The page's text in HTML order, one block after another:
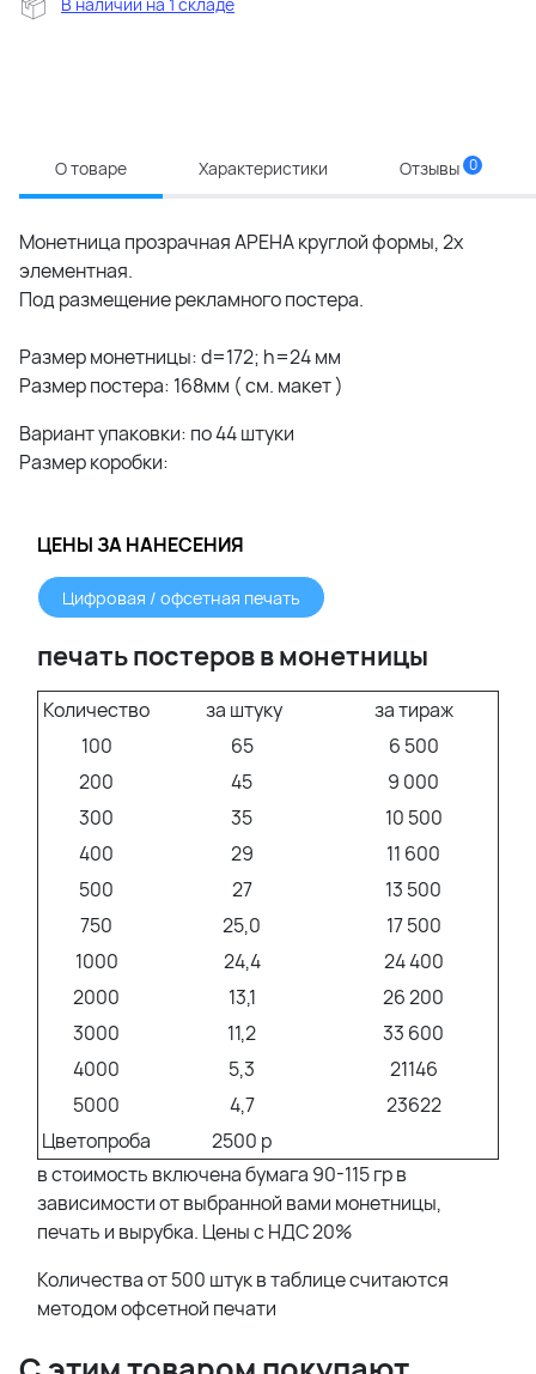
В наличии на 1 складе
О товаре Характеристики Отзывы 0
Монетница прозрачная АРЕНА круглой формы, 2х
элементная.
Под размещение рекламного постера.
Размер монетницы: d=172; h=24 мм
Размер постера: 168мм ( см. макет )
Вариант упаковки: по 44 штуки
Размер коробки:
ЦЕНЫ ЗА НАНЕСЕНИЯ
Цифровая / офсетная печать
печать постеров в монетницы
Количество за штуку
за тираж
100
65
6 500
200
45
9 000
300
35
10 500
400
29
11 600
500
27
13 500
750
25,0
17 500
1000
24,4
24 400
2000
13,1
26 200
3000
11,2
33 600
4000
5,3
21146
5000
4,7
23622
Цветопроба
2500 р
в стоимость включена бумага 90-115 гр в
зависимости от выбранной вами монетницы,
печать и вырубка. Цены с НДС 20%
Количества от 500 штук в таблице считаются
методом офсетной печати